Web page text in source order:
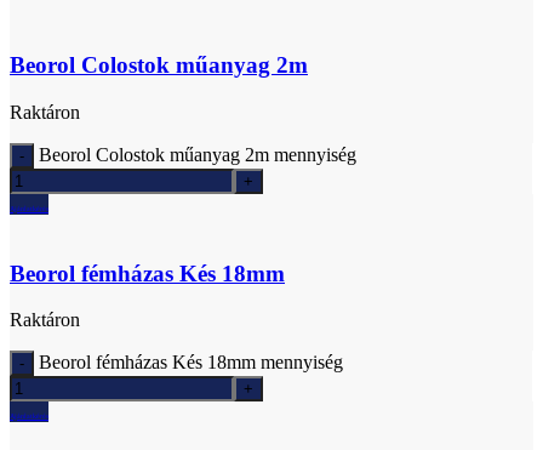
Beorol Colostok műanyag 2m
Raktáron
Beorol Colostok műanyag 2m mennyiség
Ajánlatkérés
Beorol fémházas Kés 18mm
Raktáron
Beorol fémházas Kés 18mm mennyiség
Ajánlatkérés